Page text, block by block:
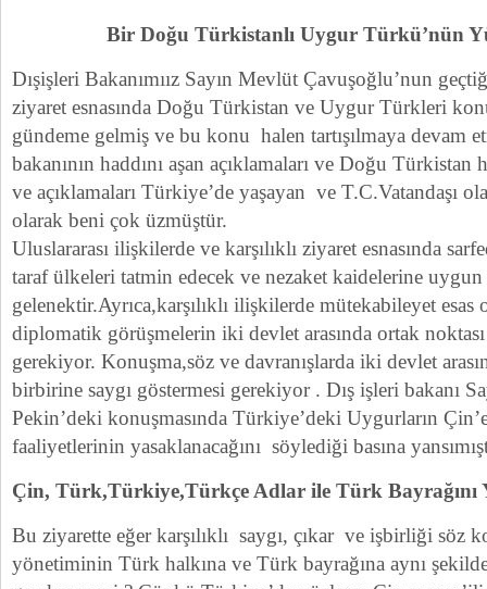
Bir Doğu Türkistanlı Uygur Türkü’nün
Dışişleri Bakanımıız Sayın Mevlüt Çavuşoğlu’nun
ziyaret esnasında Doğu Türkistan ve Uygur Türkleri
gündeme gelmiş ve bu konu halen tartışılmaya devam
bakanının haddını aşan açıklamaları ve Doğu Türkistan
ve açıklamaları Türkiye’de yaşayan ve T.C.Vatandaşı
olarak beni çok üzmüştür.
Uluslararası ilişkilerde ve karşılıklı ziyaret esnasında
taraf ülkeleri tatmin edecek ve nezaket kaidelerine uygun
gelenektir.Ayrıca,karşılıklı ilişkilerde mütekabileyet esas
diplomatik görüşmelerin iki devlet arasında ortak
gerekiyor. Konuşma,söz ve davranışlarda iki devlet
birbirine saygı göstermesi gerekiyor . Dış işleri bakanı
Pekin’deki konuşmasında Türkiye’deki Uygurların
faaliyetlerinin yasaklanacağını söylediği basına
Çin, Türk,Türkiye,Türkçe Adlar ile Türk Bayrağını
Bu ziyarette eğer karşılıklı saygı, çıkar ve işbirliği söz
yönetiminin Türk halkına ve Türk bayrağına aynı